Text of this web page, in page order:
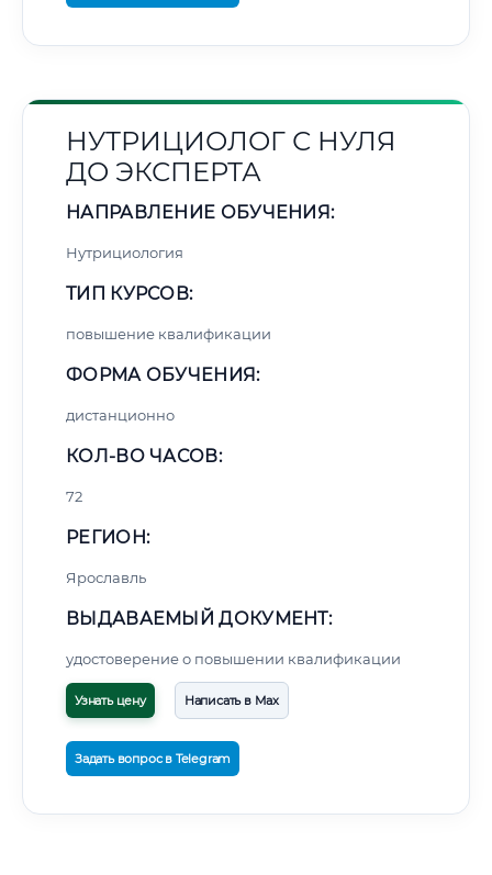
НУТРИЦИОЛОГ С НУЛЯ
ДО ЭКСПЕРТА
НАПРАВЛЕНИЕ ОБУЧЕНИЯ:
Нутрициология
ТИП КУРСОВ:
повышение квалификации
ФОРМА ОБУЧЕНИЯ:
дистанционно
КОЛ-ВО ЧАСОВ:
72
РЕГИОН:
Ярославль
ВЫДАВАЕМЫЙ ДОКУМЕНТ:
удостоверение о повышении квалификации
Узнать цену Написать в Max
Задать вопрос в Telegram